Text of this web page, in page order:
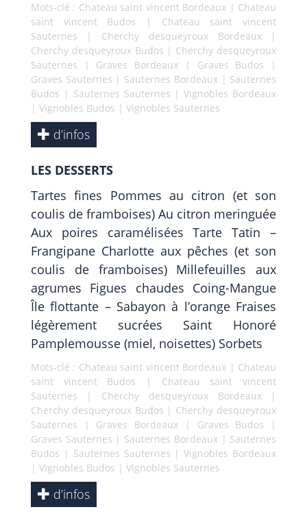
Mots-clé : Chateau saint vincent Bordeaux | Chateau
saint vincent Budos | Chateau saint vincent
Sauternes | Cherchy desqueyroux Bordeaux|
Cherchy desqueyroux Budos | Cherchy desqueyroux
Sauternes | Graves Bordeaux | Graves Budos |
Graves Sauternes | Sauternes Bordeaux| Sauternes
Budos | Sauternes Sauternes |Vignobles Bordeaux
| Vignobles Budos | Vignobles Sauternes
d’infos
LES DESSERTS
Tartes fines Pommes au citron (et son
coulis de framboises) Au citron meringuée
Aux poires caramélisées Tarte Tatin –
Frangipane Charlotte aux pêches (et son
coulis de framboises) Millefeuilles aux
agrumes Figues chaudes Coing-Mangue
Île flottante – Sabayon à l’orange Fraises
légèrement sucrées Saint Honoré
Pamplemousse (miel, noisettes) Sorbets
Mots-clé : Chateau saint vincent Bordeaux | Chateau
saint vincent Budos | Chateau saint vincent
Sauternes | Cherchy desqueyroux Bordeaux|
Cherchy desqueyroux Budos | Cherchy desqueyroux
Sauternes | Graves Bordeaux | Graves Budos |
Graves Sauternes | Sauternes Bordeaux| Sauternes
Budos | Sauternes Sauternes |Vignobles Bordeaux
| Vignobles Budos | Vignobles Sauternes
d’infos